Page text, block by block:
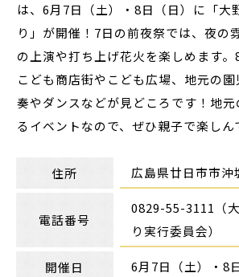
は、6月7日（土）・8日（日）に「大
り」が開催！7日の前夜祭では、夜の
の上演や打ち上げ花火を楽しめます。
こども商店街やこども広場、地元の
奏やダンスなどが見どころです！地
るイベントなので、ぜひ親子で楽し
住所 広島県廿日市市沖
電話番号
0829-55-3111（
り実行委員会）
開催日 6月7日（土）・8